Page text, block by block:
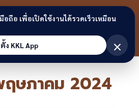
ขอนแก่น
ลิงก์
ษภาคม 2024
อถือ เพื่อเปิดใช้งานได้รวดเร็วเหมือน
ง KKL App
×